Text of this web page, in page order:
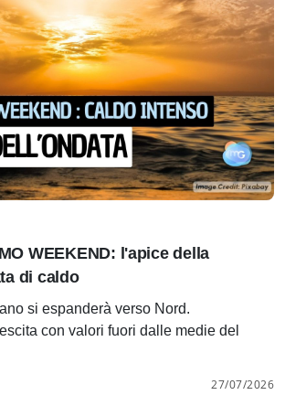
WEEKEND: l'apice della
di caldo
si espanderà verso Nord.
con valori fuori dalle medie del
27/07/2026